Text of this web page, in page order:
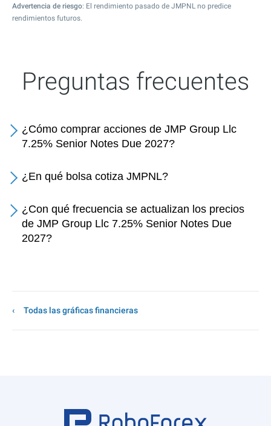
Advertencia de riesgo: El rendimiento pasado de JMPNL no predice
rendimientos futuros.
Preguntas frecuentes
¿Cómo comprar acciones de JMP Group Llc
7.25% Senior Notes Due 2027?
¿En qué bolsa cotiza JMPNL?
¿Con qué frecuencia se actualizan los precios
de JMP Group Llc 7.25% Senior Notes Due
2027?
Todas las gráficas financieras